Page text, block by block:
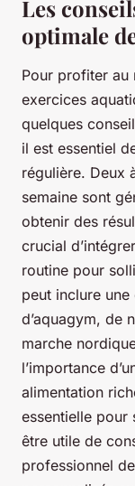
Les
optimale
Pour profiter au
exercices
quelques
il est essentiel
régulière. Deux
semaine sont
obtenir des
crucial
routine pour
peut inclure une
d’aquagym, de
marche
l’importance
alimentation
essentielle pour
être utile de
professionnel